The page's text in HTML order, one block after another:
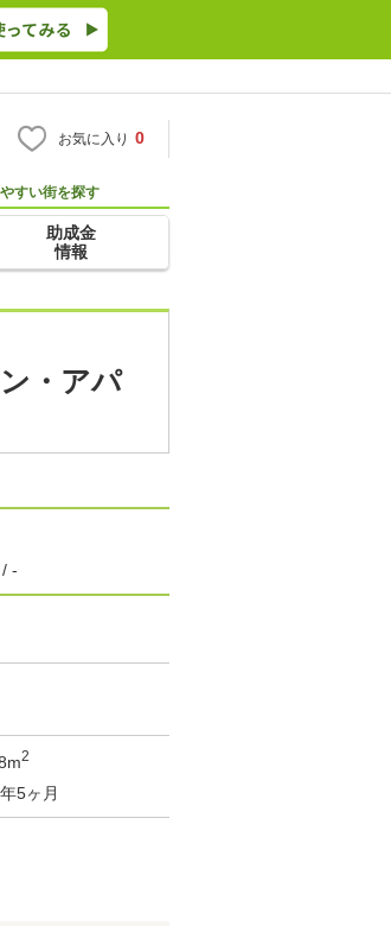
お気に入り 0
すい街を探す
助成金
情報
・アパ
-
2
5ヶ月